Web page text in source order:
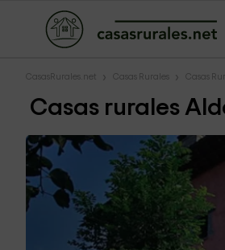
CasasRurales.net Casas Rurales Casas
Casas rurales